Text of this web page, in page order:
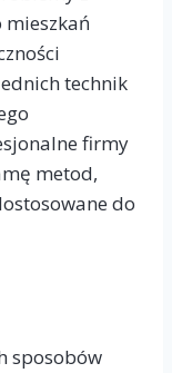
technik
firmy
metod,
do
sposobów